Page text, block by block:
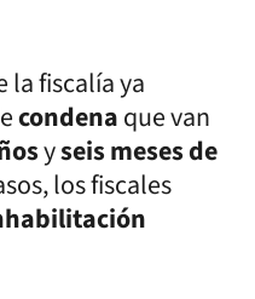
la fiscalía ya
condenaque van
yseis meses de
los fiscales